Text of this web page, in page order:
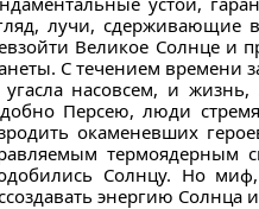
лучи, сдерживающие
Великое Солнце и
С течением времени
угасла насовсем, и
Персею, люди
окаменевших
термоядерным
Солнцу. Но
энергию